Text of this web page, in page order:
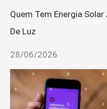
Quem Tem Energia
De Luz
28/06/2026